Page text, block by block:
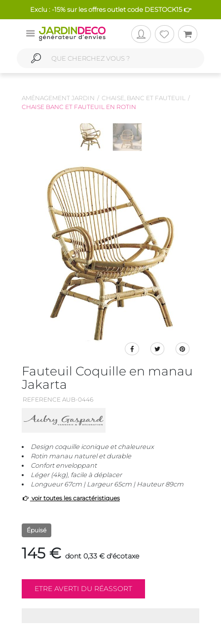
Exclu : -15% sur les offres outlet code DESTOCK15 👉
AMÉNAGEMENT JARDIN
CHAISE, BANC ET FAUTEUIL
CHAISE BANC ET FAUTEUIL EN ROTIN
Fauteuil Coquille en manau
Jakarta
REFERENCE AUB-0446
Design coquille iconique et chaleureux
Rotin manau naturel et durable
Confort enveloppant
Léger (4kg), facile à déplacer
Longueur 67cm | Largeur 65cm | Hauteur 89cm
voir toutes les caractéristiques
Épuisé
145 € dont 0,33 € d'écotaxe